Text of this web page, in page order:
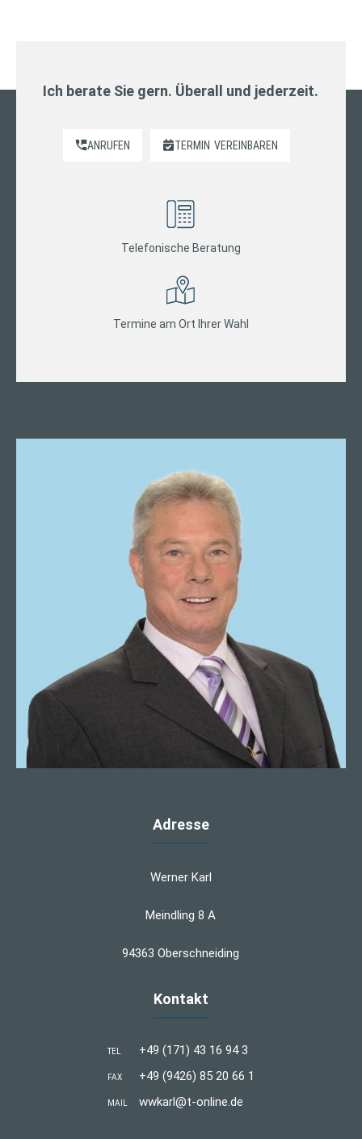
Ich berate Sie gern. Überall und jederzeit.
ANRUFEN TERMIN VEREINBAREN
Telefonische Beratung
Termine am Ort Ihrer Wahl
Adresse
Werner Karl
Meindling 8 A
94363 Oberschneiding
Kontakt
TEL +49 (171) 43 16 94 3
FAX +49 (9426) 85 20 66 1
MAIL wwkarl@t-online.de